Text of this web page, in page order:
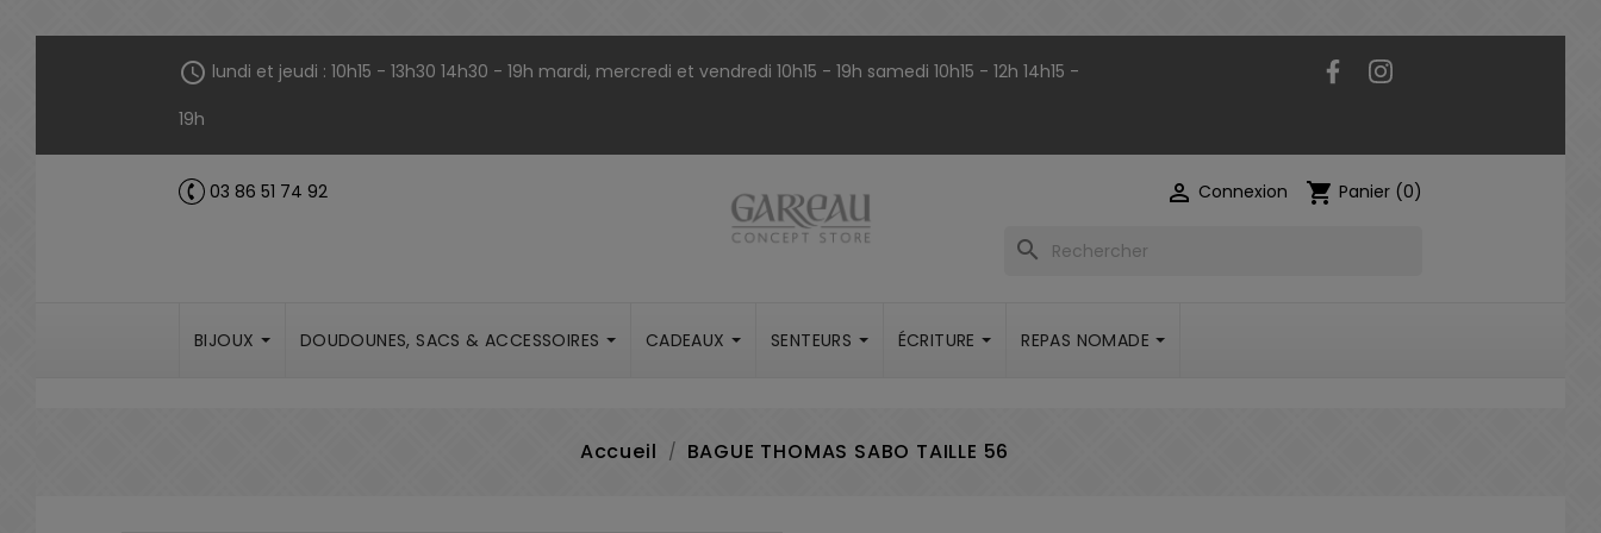
schedule lundi et jeudi : 10h15 - 13h30 14h30 - 19h mardi, mercredi et vendredi 10h15 - 19h samedi 10h15 - 12h 14h15 -
19h
Facebook
call 03 86 51 74 92  Connexion shopping_cart Panier (0)
search
BIJOUX DOUDOUNES, SACS & ACCESSOIRES CADEAUX SENTEURS ÉCRITURE REPAS NOMADE
Accueil BAGUE THOMAS SABO TAILLE 56